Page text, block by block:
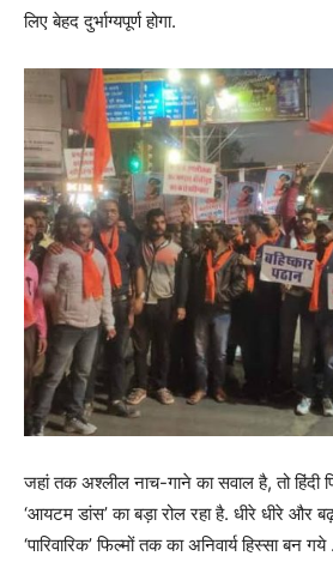
लिए बेहद दुर्भाग्यपूर्ण होगा.
जहां तक अश्लील नाच-गाने का सवाल है, तो हिंदी
‘आयटम डांस’ का बड़ा रोल रहा है. धीरे धीरे और
‘पारिवारिक’ फिल्मों तक का अनिवार्य हिस्सा